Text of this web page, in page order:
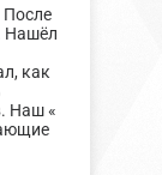
После
Нашёл
как
Наш «